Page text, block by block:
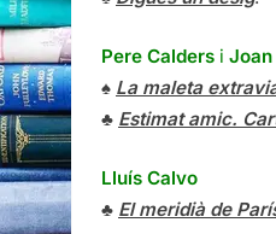
Pere Calders i Joan
♠ La maleta
♣ Estimat amic.
Lluís Calvo
♣ El meridià de